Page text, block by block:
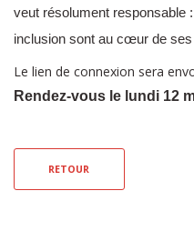
veut résolument responsable
inclusion sont au cœur de ses
Le lien de connexion sera
Rendez-vous le lundi 12
RETOUR